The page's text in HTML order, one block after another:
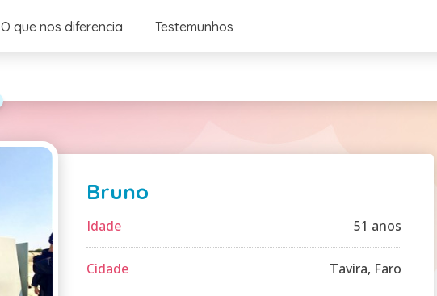
O que nos diferencia Testemunhos
Bruno
Idade 51 anos
Cidade Tavira, Faro